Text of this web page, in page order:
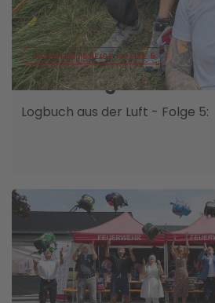
HOCHZEITSREISE FOLGE 5
Ein Umweg für die
Logbuch aus der Luft - Folge 5: